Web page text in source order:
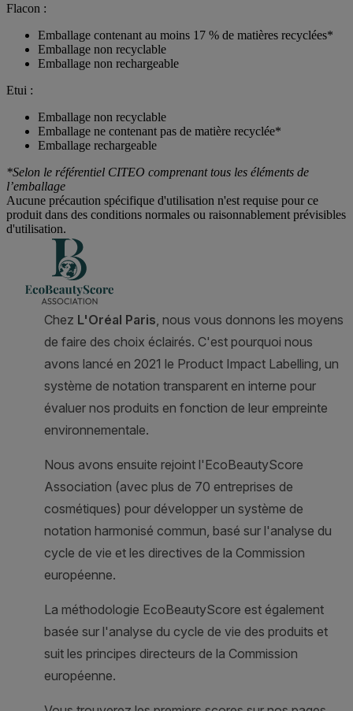
Flacon :
Emballage contenant au moins 17 % de matières recyclées*
Emballage non recyclable
Emballage non rechargeable
Etui :
Emballage non recyclable
Emballage ne contenant pas de matière recyclée*
Emballage rechargeable
*Selon le référentiel CITEO comprenant tous les éléments de
l’emballage
Aucune précaution spécifique d'utilisation n'est requise pour ce
produit dans des conditions normales ou raisonnablement prévisibles
d'utilisation.